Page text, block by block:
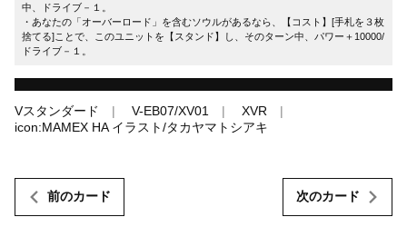
中、ドライブ－１。
・あなたの「オーバーロード」を含むソウルがあるなら、【コスト】[手札を３枚
捨てる]ことで、このユニットを【スタンド】し、そのターン中、パワー＋10000/
ドライブ－１。
Vスタンダード V-EB07/XV01
XVR
icon:MAMEX HA イラスト/タカヤマトシアキ
前のカード 次のカード